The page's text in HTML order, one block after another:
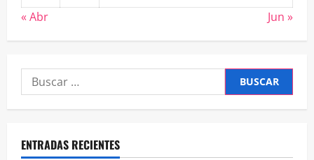
« Abr
Jun »
Buscar:
ENTRADAS RECIENTES